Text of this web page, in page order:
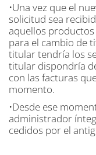
•Una vez que el
solicitud sea
aquellos
para el cambio de
titular tendría los
titular dispondría
con las facturas
momento.
•Desde ese
administrador
cedidos por el